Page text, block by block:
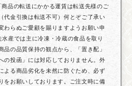
品の転送にかかる運賃は転送先様のご
代金引換は転送不可）何とぞご了承い
わらぬご愛顧を賜りますようお願い申
産では主に冷凍・冷蔵の食品を取り
品の品質保持の観点から、「置き配」
の投函」には対応しておりません。外
よる商品劣化を未然に防ぐため、必ず
をお願いしております。ご注文時に備